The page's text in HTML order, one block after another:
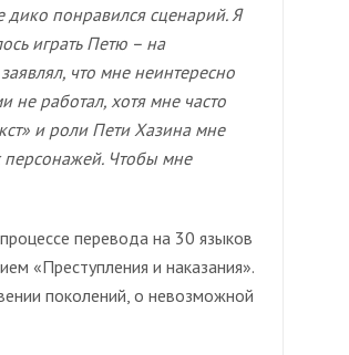
дико понравился сценарий. Я
играть Петю – на
что мне неинтересно
не работал, хотя мне часто
и роли Пети Хазина мне
персонажей. Чтобы мне
перевода на 30 языков
«Преступления и наказания».
поколений, о невозможной